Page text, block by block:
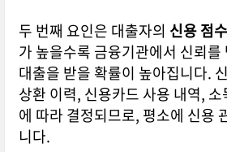
두 번째 요인은 대출자의 신용 점수
가 높을수록 금융기관에서 신뢰
대출을 받을 확률이 높아집니다.
상환 이력, 신용카드 사용 내역,
에 따라 결정되므로, 평소에 신용
니다.